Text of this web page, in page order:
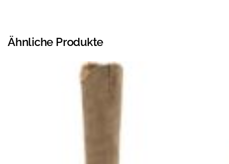
Ähnliche Produkte